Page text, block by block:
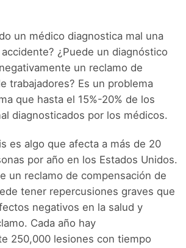
un médico diagnostica mal una
¿Puede un diagnóstico
un reclamo de
trabajadores? Es un problema
que hasta el 15%-20% de los
diagnosticados por los médicos.
es algo que afecta a más de 20
por año en los Estados Unidos.
un reclamo de compensación de
tener repercusiones graves que
negativos en la salud y
Cada año hay
250,000 lesiones con tiempo